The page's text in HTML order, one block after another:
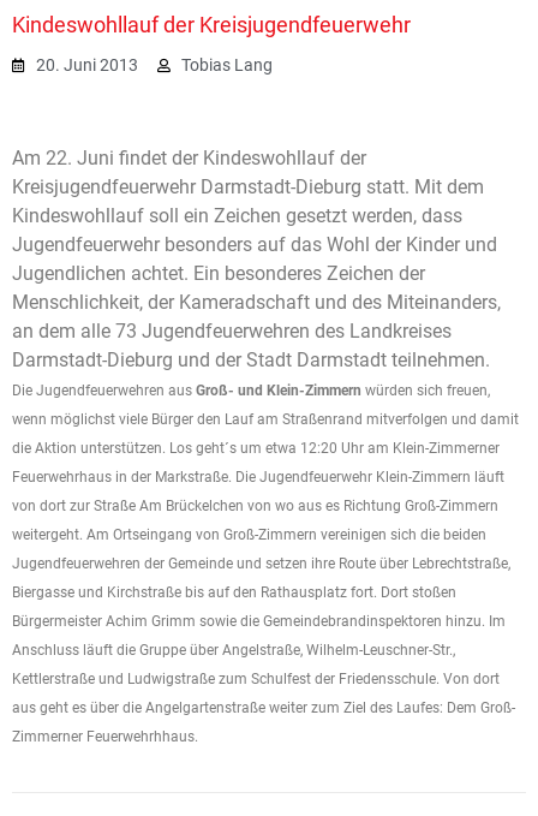
Kindeswohllauf der Kreisjugendfeuerwehr
20. Juni 2013 Tobias Lang
Am 22. Juni findet der Kindeswohllauf der
Kreisjugendfeuerwehr Darmstadt-Dieburg statt. Mit dem
Kindeswohllauf soll ein Zeichen gesetzt werden, dass
Jugendfeuerwehr besonders auf das Wohl der Kinder und
Jugendlichen achtet. Ein besonderes Zeichen der
Menschlichkeit, der Kameradschaft und des Miteinanders,
an dem alle 73 Jugendfeuerwehren des Landkreises
Darmstadt-Dieburg und der Stadt Darmstadt teilnehmen.
Die Jugendfeuerwehren aus Groß- und Klein-Zimmern würden sich freuen,
wenn möglichst viele Bürger den Lauf am Straßenrand mitverfolgen und damit
die Aktion unterstützen. Los geht´s um etwa 12:20 Uhr am Klein-Zimmerner
Feuerwehrhaus in der Markstraße. Die Jugendfeuerwehr Klein-Zimmern läuft
von dort zur Straße Am Brückelchen von wo aus es Richtung Groß-Zimmern
weitergeht. Am Ortseingang von Groß-Zimmern vereinigen sich die beiden
Jugendfeuerwehren der Gemeinde und setzen ihre Route über Lebrechtstraße,
Biergasse und Kirchstraße bis auf den Rathausplatz fort. Dort stoßen
Bürgermeister Achim Grimm sowie die Gemeindebrandinspektoren hinzu. Im
Anschluss läuft die Gruppe über Angelstraße, Wilhelm-Leuschner-Str.,
Kettlerstraße und Ludwigstraße zum Schulfest der Friedensschule. Von dort
aus geht es über die Angelgartenstraße weiter zum Ziel des Laufes: Dem Groß-
Zimmerner Feuerwehrhhaus.